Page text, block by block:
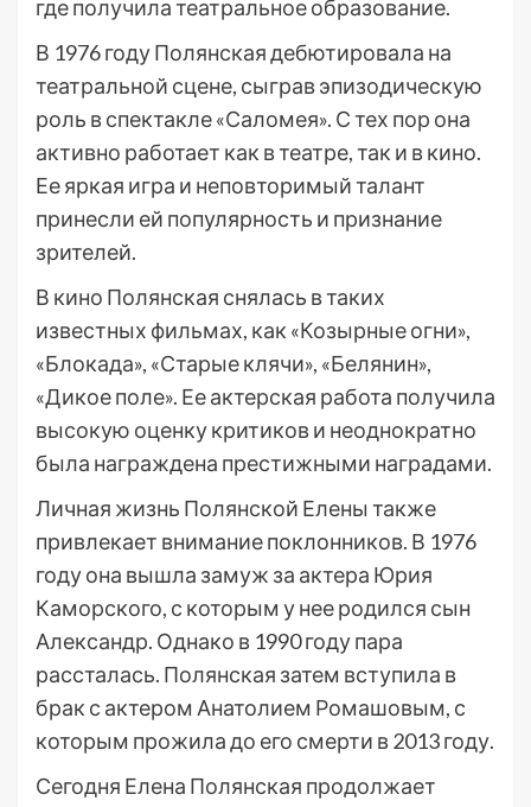
где получила театральное образование.
В 1976 году Полянская дебютировала на
театральной сцене, сыграв эпизодическую
роль в спектакле «Саломея». С тех пор она
активно работает как в театре, так и в кино.
Ее яркая игра и неповторимый талант
принесли ей популярность и признание
зрителей.
В кино Полянская снялась в таких
известных фильмах, как «Козырные огни»,
«Блокада», «Старые клячи», «Белянин»,
«Дикое поле». Ее актерская работа получила
высокую оценку критиков и неоднократно
была награждена престижными наградами.
Личная жизнь Полянской Елены также
привлекает внимание поклонников. В 1976
году она вышла замуж за актера Юрия
Каморского, с которым у нее родился сын
Александр. Однако в 1990 году пара
рассталась. Полянская затем вступила в
брак с актером Анатолием Ромашовым, с
которым прожила до его смерти в 2013 году.
Сегодня Елена Полянская продолжает